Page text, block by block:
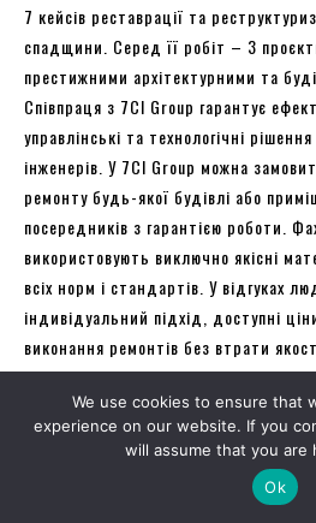
7 кейсів реставрації та
спадщини. Серед її робіт – 3
престижними архітектурними та
Співпраця з 7CI Group гарантує
управлінські та технологічні
інженерів. У 7CI Group можна
ремонту будь-якої будівлі або
посередників з гарантією роботи.
використовують виключно якісні
всіх норм і стандартів. У відгуках
індивідуальний підхід, доступні
виконання ремонтів без втрати
Замовити ремонт в 7CI Group можна
+380732585526.
Як бачите, в Черкасах працює безліч
We use cookies to ensure that
experience on our website. If you
will assume that you are
Ok